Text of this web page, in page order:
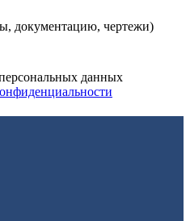
документацию, чертежи)
данных